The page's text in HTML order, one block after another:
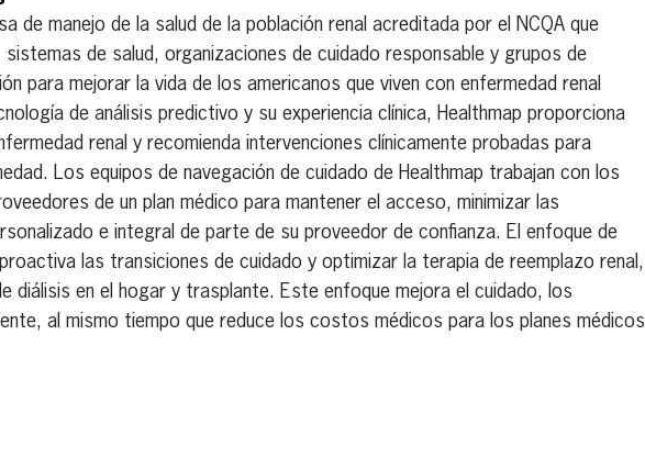
de manejo de la salud de la población renal acreditada por el NCQA que
de salud, organizaciones de cuidado responsable y grupos de
para mejorar la vida de los americanos que viven con enfermedad renal
de análisis predictivo y su experiencia clínica, Healthmap proporciona
renal y recomienda intervenciones clínicamente probadas para
Los equipos de navegación de cuidado de Healthmap trabajan con los
de un plan médico para mantener el acceso, minimizar las
e integral de parte de su proveedor de confianza. El enfoque de
las transiciones de cuidado y optimizar la terapia de reemplazo renal,
diálisis en el hogar y trasplante. Este enfoque mejora el cuidado, los
al mismo tiempo que reduce los costos médicos para los planes médicos